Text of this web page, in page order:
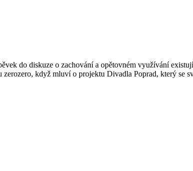
do diskuze o zachování a opětovném využívání
když mluví o projektu Divadla Poprad, který se